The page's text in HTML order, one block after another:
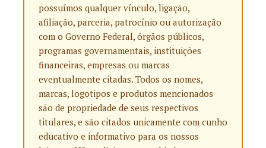
possuímos qualquer vínculo, ligação,
afiliação, parceria, patrocínio ou autorização
com o Governo Federal, órgãos públicos,
programas governamentais, instituições
financeiras, empresas ou marcas
eventualmente citadas. Todos os nomes,
marcas, logotipos e produtos mencionados
são de propriedade de seus respectivos
titulares, e são citados unicamente com cunho
educativo e informativo para os nossos